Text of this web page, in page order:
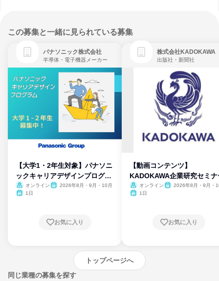
この募集と一緒に見られている募集
パナソニック株式会社
半導体・電子機器メーカー
【大学1・2年生対象】パナソニ
ックキャリアデザインプログラ
ム
オンライン
2026年8月・9月・10月
1日
お気に入り
株式会社KADOKAWA
出版社・新聞社
【動画コンテンツ】
KADOKAWA企業研究セミナ
オンライン
2026年8月・9月・
1日
お気に入り
トップページへ
同じ業種の募集を探す